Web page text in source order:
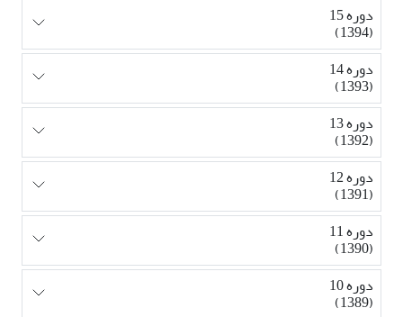
دوره 15
(1394)
دوره 14
(1393)
دوره 13
(1392)
دوره 12
(1391)
دوره 11
(1390)
دوره 10
(1389)